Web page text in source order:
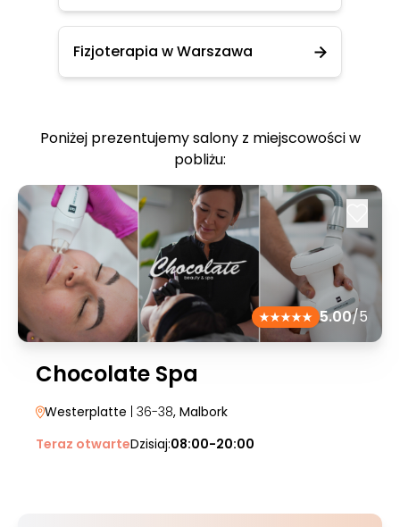
Fizjoterapia w Warszawa
Poniżej prezentujemy salony z miejscowości w
pobliżu:
5.00/5
Chocolate Spa
Westerplatte | 36-38, Malbork
Teraz otwarteDzisiaj:08:00-20:00